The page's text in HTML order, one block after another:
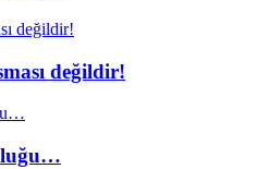
değildir!